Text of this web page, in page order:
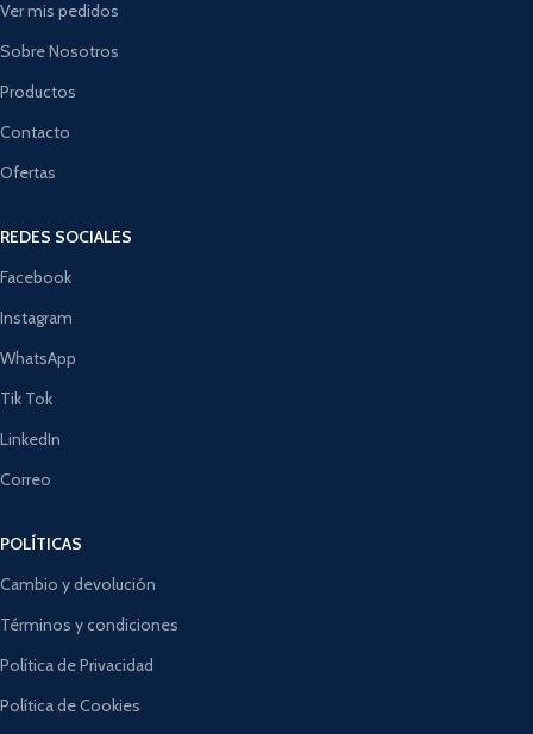
Ver mis pedidos
Sobre Nosotros
Productos
Contacto
Ofertas
REDES SOCIALES
Facebook
Instagram
WhatsApp
Tik Tok
LinkedIn
Correo
POLÍTICAS
Cambio y devolución
Términos y condiciones
Política de Privacidad
Política de Cookies